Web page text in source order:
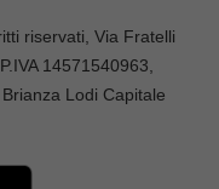
riservati, Via Fratelli
, P.IVA 14571540963,
Lodi Capitale